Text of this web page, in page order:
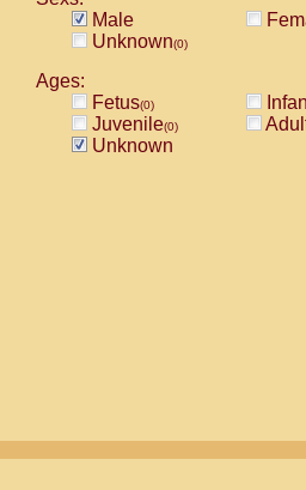
Male
Unknown(0)
Ages:
Fetus(0)
Juvenile(0)
Unknown